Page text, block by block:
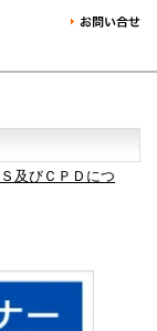
及びＣＰＤにつ